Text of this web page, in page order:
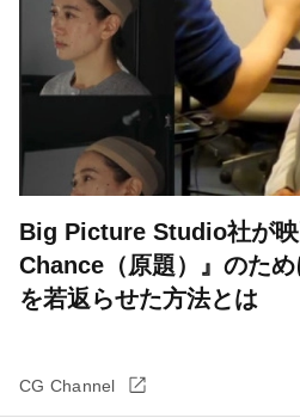
Big Picture Studio社が
Chance（原題）』のた
を若返らせた方法とは
CG Channel